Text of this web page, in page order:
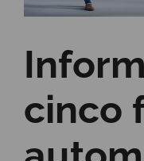
cinco